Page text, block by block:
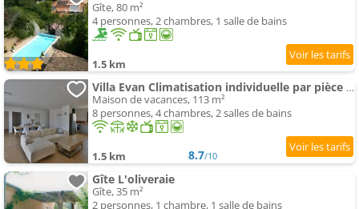
Gîte, 80 m²
4 personnes, 2 chambres, 1 salle de bains
1.5 km
Villa Evan Climatisation individuelle par pièce proche du centre-ville
Maison de vacances, 113 m²
8 personnes, 4 chambres, 2 salles de bains
1.5 km 8.7/10
Gîte L'oliveraie
Gîte, 35 m²
2 personnes, 1 chambre, 1 salle de bains